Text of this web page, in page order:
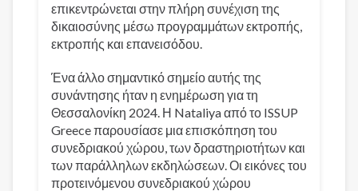
επικεντρώνεται στην πλήρη συνέχιση της
δικαιοσύνης μέσω προγραμμάτων εκτροπής,
εκτροπής και επανεισόδου.
Ένα άλλο σημαντικό σημείο αυτής της
συνάντησης ήταν η ενημέρωση για τη
Θεσσαλονίκη 2024. Η Nataliya από το ISSUP
Greece παρουσίασε μια επισκόπηση του
συνεδριακού χώρου, των δραστηριοτήτων και
των παράλληλων εκδηλώσεων. Οι εικόνες του
προτεινόμενου συνεδριακού χώρου